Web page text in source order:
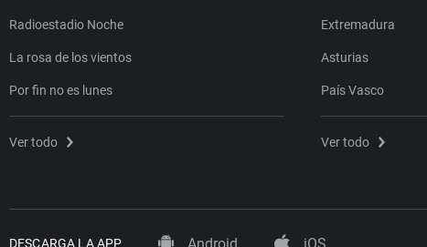
Radioestadio Noche
La rosa de los vientos
Por fin no es lunes
Ver todo
Extremadura
Asturias
País Vasco
Ver todo
DESCARGA LA APP